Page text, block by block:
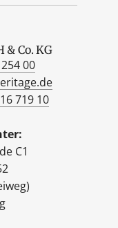
& Co. KG
00
719 10
C1